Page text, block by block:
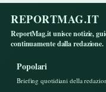
REPORTMAG.IT
ReportMag.it unisce notizie,
continuamente dalla redazione.
Popolari
Briefing quotidiani della